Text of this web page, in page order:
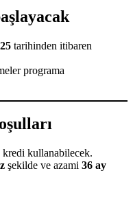
tarihinden itibaren
programa
kredi kullanabilecek.
şekilde ve azami 36 ay